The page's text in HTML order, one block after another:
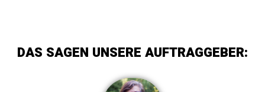
DAS SAGEN UNSERE AUFTRAGGEBER: